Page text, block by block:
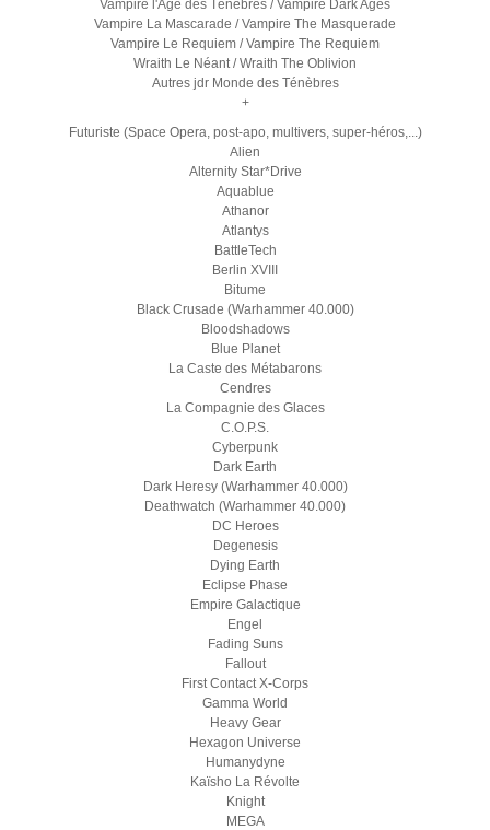
Vampire l'Age des Ténèbres / Vampire Dark Ages
Vampire La Mascarade / Vampire The Masquerade
Vampire Le Requiem / Vampire The Requiem
Wraith Le Néant / Wraith The Oblivion
Autres jdr Monde des Ténèbres
+
Futuriste (Space Opera, post-apo, multivers, super-héros,...)
Alien
Alternity Star*Drive
Aquablue
Athanor
Atlantys
BattleTech
Berlin XVIII
Bitume
Black Crusade (Warhammer 40.000)
Bloodshadows
Blue Planet
La Caste des Métabarons
Cendres
La Compagnie des Glaces
C.O.P.S.
Cyberpunk
Dark Earth
Dark Heresy (Warhammer 40.000)
Deathwatch (Warhammer 40.000)
DC Heroes
Degenesis
Dying Earth
Eclipse Phase
Empire Galactique
Engel
Fading Suns
Fallout
First Contact X-Corps
Gamma World
Heavy Gear
Hexagon Universe
Humanydyne
Kaïsho La Révolte
Knight
MEGA